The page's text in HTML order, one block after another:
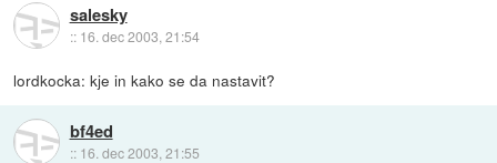
salesky
:: 16. dec 2003, 21:54
lordkocka: kje in kako se da nastavit?
bf4ed
:: 16. dec 2003, 21:55